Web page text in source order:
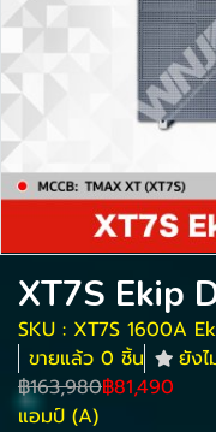
XT7S Ekip
SKU : XT7S 1600A
ขายแล้ว 0 ชิ้น
ยัง
฿163,980฿81,490
แอมป์ (A)